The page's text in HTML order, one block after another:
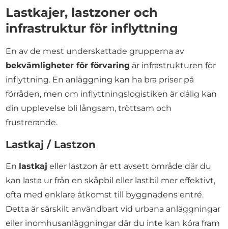
Lastkajer, lastzoner och
infrastruktur för inflyttning
En av de mest underskattade grupperna av
bekvämligheter för förvaring är infrastrukturen för
inflyttning. En anläggning kan ha bra priser på
förråden, men om inflyttningslogistiken är dålig kan
din upplevelse bli långsam, tröttsam och
frustrerande.
Lastkaj / Lastzon
En lastkaj eller lastzon är ett avsett område där du
kan lasta ur från en skåpbil eller lastbil mer effektivt,
ofta med enklare åtkomst till byggnadens entré.
Detta är särskilt användbart vid urbana anläggningar
eller inomhusanläggningar där du inte kan köra fram